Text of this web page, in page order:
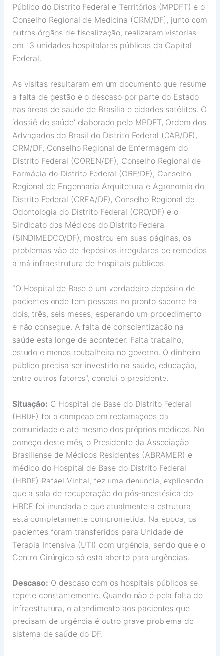
Público do Distrito Federal e Territórios (MPDFT) e o
Conselho Regional de Medicina (CRM/DF), junto com
outros órgãos de fiscalização, realizaram vistorias
em 13 unidades hospitalares públicas da Capital
Federal.
As visitas resultaram em um documento que resume
a falta de gestão e o descaso por parte do Estado
nas áreas de saúde de Brasília e cidades satélites. O
‘dossiê de saúde’ elaborado pelo MPDFT, Ordem dos
Advogados do Brasil do Distrito Federal (OAB/DF),
CRM/DF, Conselho Regional de Enfermagem do
Distrito Federal (COREN/DF), Conselho Regional de
Farmácia do Distrito Federal (CRF/DF), Conselho
Regional de Engenharia Arquitetura e Agronomia do
Distrito Federal (CREA/DF), Conselho Regional de
Odontologia do Distrito Federal (CRO/DF) e o
Sindicato dos Médicos do Distrito Federal
(SINDIMEDCO/DF), mostrou em suas páginas, os
problemas vão de depósitos irregulares de remédios
a má infraestrutura de hospitais públicos.
“O Hospital de Base é um verdadeiro depósito de
pacientes onde tem pessoas no pronto socorre há
dois, três, seis meses, esperando um procedimento
e não consegue. A falta de conscientização na
saúde esta longe de acontecer. Falta trabalho,
estudo e menos roubalheira no governo. O dinheiro
público precisa ser investido na saúde, educação,
entre outros fatores”, conclui o presidente.
Situação: O Hospital de Base do Distrito Federal
(HBDF) foi o campeão em reclamações da
comunidade e até mesmo dos próprios médicos. No
começo deste mês, o Presidente da Associação
Brasiliense de Médicos Residentes (ABRAMER) e
médico do Hospital de Base do Distrito Federal
(HBDF) Rafael Vinhal, fez uma denuncia, explicando
que a sala de recuperação do pós-anestésica do
HBDF foi inundada e que atualmente a estrutura
está completamente comprometida. Na época, os
pacientes foram transferidos para Unidade de
Terapia Intensiva (UTI) com urgência, sendo que e o
Centro Cirúrgico só está aberto para urgências.
Descaso: O descaso com os hospitais públicos se
repete constantemente. Quando não é pela falta de
infraestrutura, o atendimento aos pacientes que
precisam de urgência é outro grave problema do
sistema de saúde do DF.